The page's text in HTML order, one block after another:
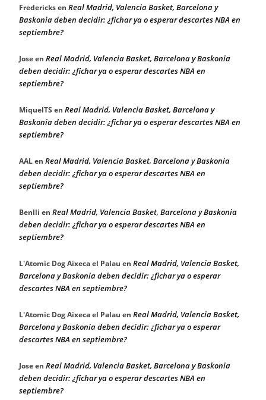
Fredericksen Real Madrid, Valencia Basket, Barcelona y
Baskonia deben decidir: ¿fichar ya o esperar descartes NBA en
septiembre?
Joseen Real Madrid, Valencia Basket, Barcelona y Baskonia
deben decidir: ¿fichar ya o esperar descartes NBA en
septiembre?
MiquelTS en Real Madrid, Valencia Basket, Barcelona y
Baskonia deben decidir: ¿fichar ya o esperar descartes NBA en
septiembre?
AALen Real Madrid, Valencia Basket, Barcelona y Baskonia
deben decidir: ¿fichar ya o esperar descartes NBA en
septiembre?
Benlli en Real Madrid, Valencia Basket, Barcelona y Baskonia
deben decidir: ¿fichar ya o esperar descartes NBA en
septiembre?
L'Atomic Dog Aixeca el Palau en Real Madrid, Valencia Basket,
Barcelona y Baskonia deben decidir: ¿fichar ya o esperar
descartes NBA en septiembre?
L'Atomic Dog Aixeca el Palau en Real Madrid, Valencia Basket,
Barcelona y Baskonia deben decidir: ¿fichar ya o esperar
descartes NBA en septiembre?
Joseen Real Madrid, Valencia Basket, Barcelona y Baskonia
deben decidir: ¿fichar ya o esperar descartes NBA en
septiembre?